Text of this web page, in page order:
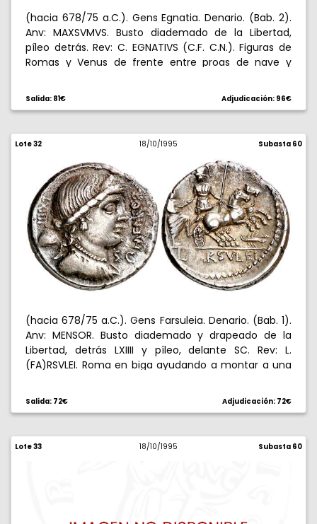
(hacia 678/75 a.C.). Gens Egnatia. Denario. (Bab. 2).
Anv: MAXSVMVS. Busto diademado de la Libertad,
píleo detrás. Rev: C. EGNATIVS (C.F. C.N.). Figuras de
Romas y Venus de frente entre proas de nave y
Rara. MBC-.
Salida: 81€ Adjudicación: 96€
Lote 32 18/10/1995 Subasta 60
(hacia 678/75 a.C.). Gens Farsuleia. Denario. (Bab. 1).
Anv: MENSOR. Busto diademado y drapeado de la
Libertad, detrás LXIIII y píleo, delante SC. Rev: L.
(FA)RSVLEI. Roma en biga ayudando a montar a una
Reverso ligeramente descentrado. Rara. MBC/EBC-.
Salida: 72€ Adjudicación: 72€
Lote 33 18/10/1995 Subasta 60